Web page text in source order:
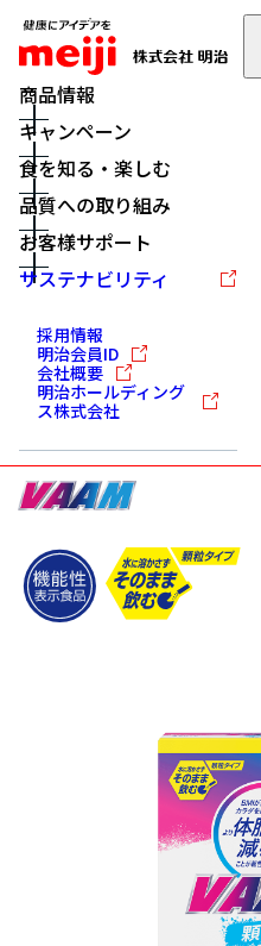
商品情報
キャンペーン
食を知る・楽しむ
品質への取り組み
お客様サポート
サステナビリティ
採用情報
明治会員ID
会社概要
明治ホールディング
ス株式会社